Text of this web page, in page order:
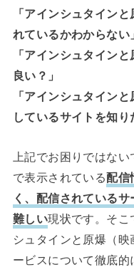
「アインシュタイン
れているかわからない
「アインシュタイン
良い？」
「アインシュタイン
しているサイトを知り
上記でお困りではな
で表示されている配信
く、配信されている
難しい現状です。そこ
シュタインと原爆（
ービスについて徹底的